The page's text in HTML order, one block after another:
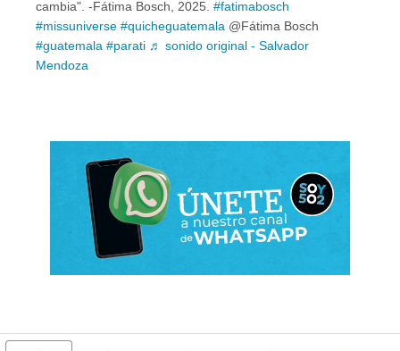
cambia". -Fátima Bosch, 2025. #fatimabosch
#missuniverse #quicheguatemala @Fátima Bosch
#guatemala #parati ♬ sonido original - Salvador
Mendoza